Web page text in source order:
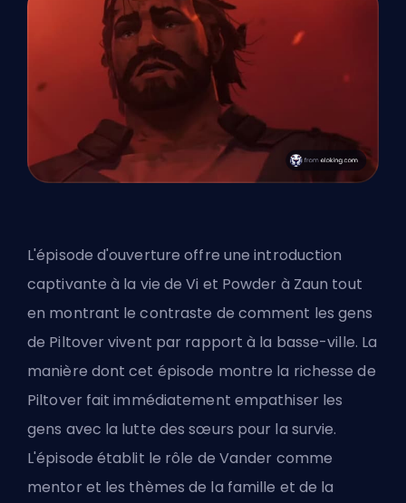
L'épisode d'ouverture offre une introduction
captivante à la vie de Vi et Powder à Zaun tout
en montrant le contraste de comment les gens
de Piltover vivent par rapport à la basse-ville. La
manière dont cet épisode montre la richesse de
Piltover fait immédiatement empathiser les
gens avec la lutte des sœurs pour la survie.
L'épisode établit le rôle de Vander comme
mentor et les thèmes de la famille et de la